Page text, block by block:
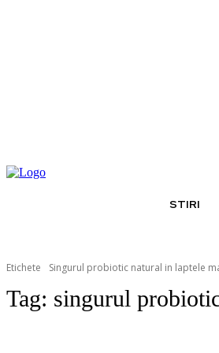
STIRI
Etichete Singurul probiotic natural in laptele
Tag: singurul